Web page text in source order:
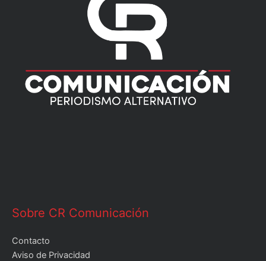
Sobre CR Comunicación
Contacto
Aviso de Privacidad